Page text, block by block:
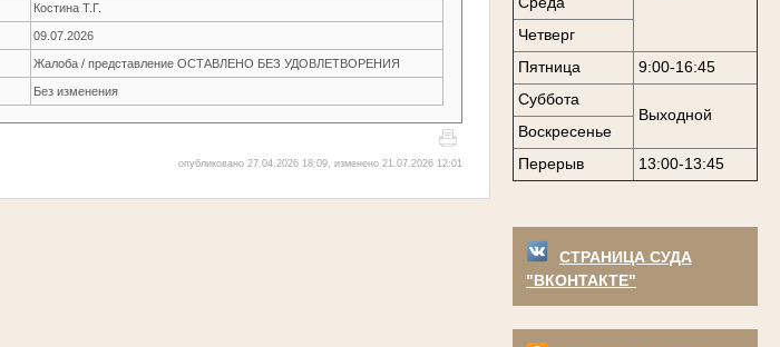
Четверг
Пятница
9:00-16:45
Суббота
Выходной
Воскресенье
Перерыв
13:00-13:45
СТРАНИЦА СУДА
"ВКОНТАКТЕ"
Костина Т.Г.
09.07.2026
Жалоба / представление ОСТАВЛЕНО БЕЗ УДОВЛЕТВОРЕНИЯ
Без изменения
опубликовано 27.04.2026 18:09, изменено 21.07.2026 12:01